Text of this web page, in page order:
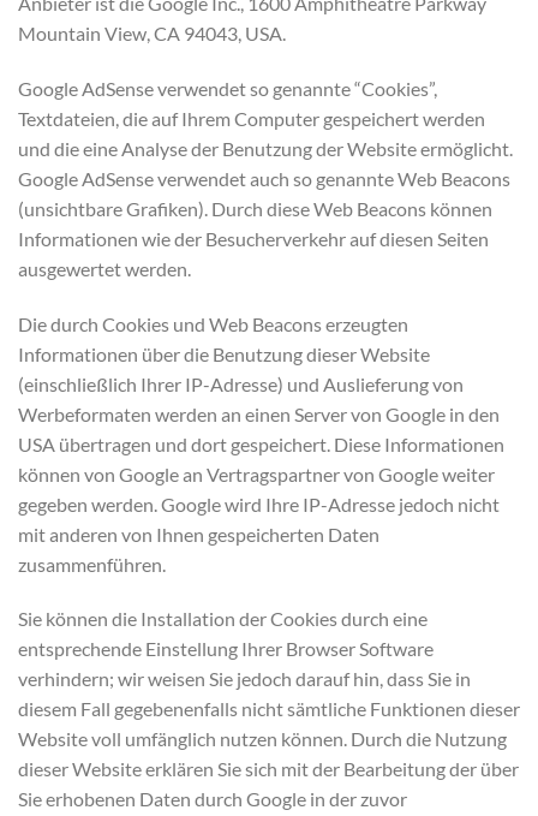
Mountain View, CA 94043, USA.
Google AdSense verwendet so genannte “Cookies”,
Textdateien, die auf Ihrem Computer gespeichert werden
und die eine Analyse der Benutzung der Website ermöglicht.
Google AdSense verwendet auch so genannte Web Beacons
(unsichtbare Grafiken). Durch diese Web Beacons können
Informationen wie der Besucherverkehr auf diesen Seiten
ausgewertet werden.
Die durch Cookies und Web Beacons erzeugten
Informationen über die Benutzung dieser Website
(einschließlich Ihrer IP-Adresse) und Auslieferung von
Werbeformaten werden an einen Server von Google in den
USA übertragen und dort gespeichert. Diese Informationen
können von Google an Vertragspartner von Google weiter
gegeben werden. Google wird Ihre IP-Adresse jedoch nicht
mit anderen von Ihnen gespeicherten Daten
zusammenführen.
Sie können die Installation der Cookies durch eine
entsprechende Einstellung Ihrer Browser Software
verhindern; wir weisen Sie jedoch darauf hin, dass Sie in
diesem Fall gegebenenfalls nicht sämtliche Funktionen dieser
Website voll umfänglich nutzen können. Durch die Nutzung
dieser Website erklären Sie sich mit der Bearbeitung der über
Sie erhobenen Daten durch Google in der zuvor